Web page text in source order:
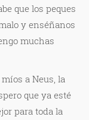
que los peques
y enséñanos
muchas
a Neus, la
que ya esté
para toda la